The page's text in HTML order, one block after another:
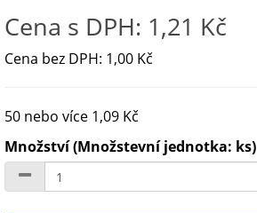
Cena s DPH: 1,21 Kč
Cena bez DPH: 1,00 Kč
50 nebo více 1,09 Kč
Množství (Množstevní jednotka: ks)